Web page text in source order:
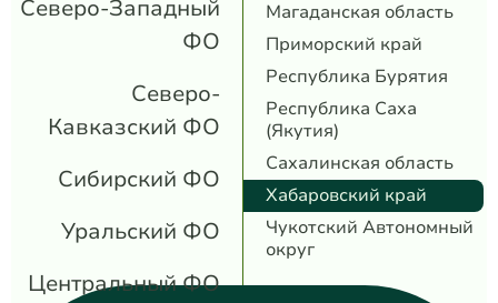
Северо-Западный
ФО
Северо-
Кавказский ФО
Сибирский ФО
Уральский ФО
Центральный ФО
Магаданская область
Приморский край
Республика Бурятия
Республика Саха
(Якутия)
Сахалинская область
Хабаровский край
Чукотский Автономный
округ